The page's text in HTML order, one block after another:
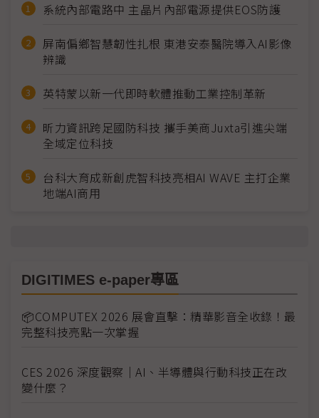
系統內部電路中 主晶片內部電源提供EOS防護
屏南偏鄉智慧韌性扎根 東港安泰醫院導入AI影像
辨識
英特蒙以新一代即時軟體推動工業控制革新
昕力資訊跨足國防科技 攜手美商Juxta引進尖端
全域定位科技
台科大育成新創虎智科技亮相AI WAVE 主打企業
地端AI商用
DIGITIMES e-paper專區
📦COMPUTEX 2026 展會直擊：精華影音全收錄！最
完整科技亮點一次掌握
CES 2026 深度觀察｜AI、半導體與行動科技正在改
變什麼？